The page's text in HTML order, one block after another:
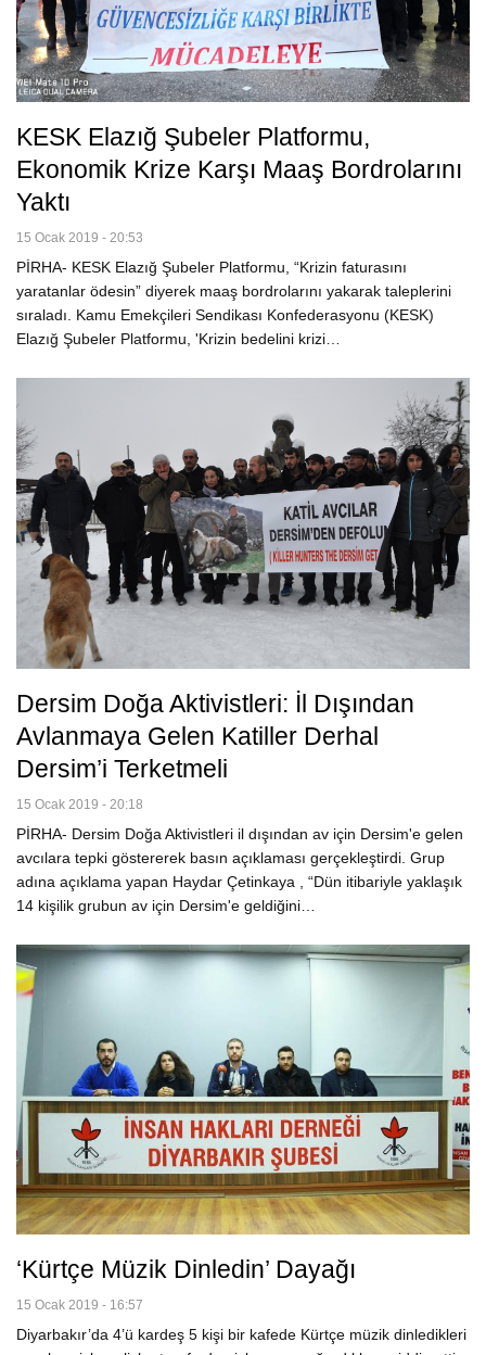
KESK Elazığ Şubeler Platformu,
Ekonomik Krize Karşı Maaş Bordrolarını
Yaktı
15 Ocak 2019 - 20:53
PİRHA- KESK Elazığ Şubeler Platformu, “Krizin faturasını
yaratanlar ödesin” diyerek maaş bordrolarını yakarak taleplerini
sıraladı. Kamu Emekçileri Sendikası Konfederasyonu (KESK)
Elazığ Şubeler Platformu, 'Krizin bedelini krizi…
Dersim Doğa Aktivistleri: İl Dışından
Avlanmaya Gelen Katiller Derhal
Dersim’i Terketmeli
15 Ocak 2019 - 20:18
PİRHA- Dersim Doğa Aktivistleri il dışından av için Dersim'e gelen
avcılara tepki göstererek basın açıklaması gerçekleştirdi. Grup
adına açıklama yapan Haydar Çetinkaya , “Dün itibariyle yaklaşık
14 kişilik grubun av için Dersim'e geldiğini…
‘Kürtçe Müzik Dinledin’ Dayağı
15 Ocak 2019 - 16:57
Diyarbakır’da 4’ü kardeş 5 kişi bir kafede Kürtçe müzik dinledikleri